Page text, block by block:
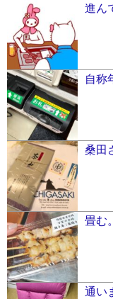
進ん
自称
桑田
畳む。
通い